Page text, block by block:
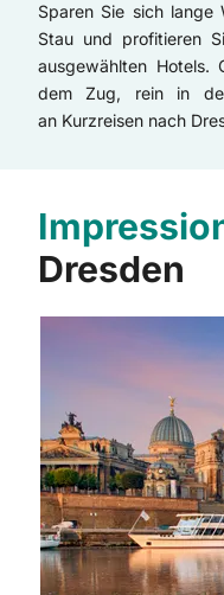
Sparen Sie sich
Stau und profitieren
ausgewählten Hotels.
dem Zug, rein in
an Kurzreisen nach
Dresden